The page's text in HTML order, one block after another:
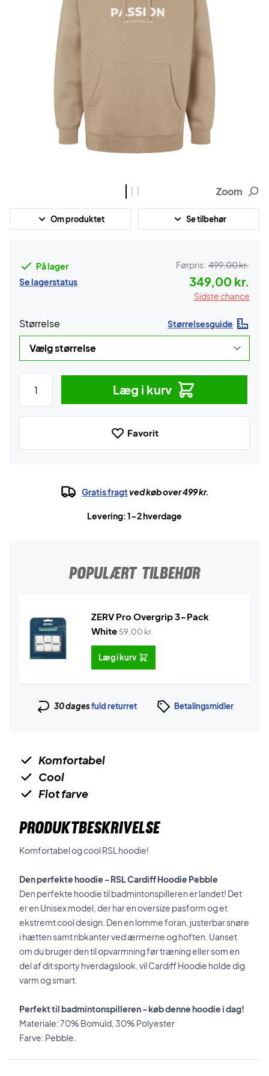
Zoom
Om produktet Se tilbehør
På lager
Se lagerstatus
Førpris: 499,00 kr.
349,00 kr.
Sidste chance
Størrelse Størrelsesguide
Læg i kurv
Favorit
Gratis fragtved køb over 499 kr.
Levering: 1-2 hverdage
POPULÆRT TILBEHØR
ZERV Pro Overgrip 3-Pack
White 59,00 kr.
Læg i kurv
30 dagesfuld returret Betalingsmidler
Komfortabel
Cool
Flot farve
PRODUKTBESKRIVELSE
Komfortabel og cool RSL hoodie!
Den perfekte hoodie -RSL Cardiff Hoodie Pebble
Den perfekte hoodie til badmintonspilleren er landet! Det
er en Unisex model, der har enoversize pasform og et
ekstremt cool design. Den en lomme foran, justerbar snøre
i hætten samt ribkanter ved ærmerne og hoften. Uanset
om du bruger den til opvarmning før træning eller som en
del af dit sporty hverdagslook, vil Cardiff Hoodie holde dig
varm og smart.
Perfekt til badmintonspilleren - køb denne hoodie i dag!
Materiale: 70% Bomuld, 30% Polyester
Farve: Pebble.